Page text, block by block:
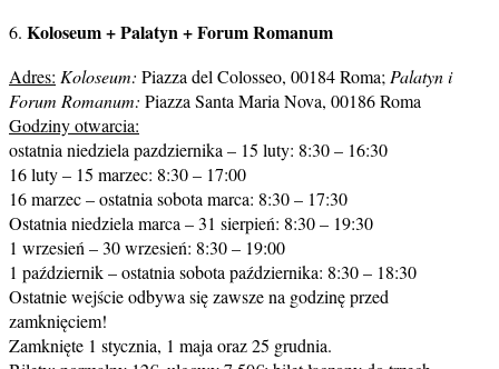
6. Koloseum + Palatyn + Forum Romanum
Adres: Koloseum: Piazza del Colosseo, 00184 Roma;Palatyn i
Forum Romanum: Piazza Santa Maria Nova, 00186 Roma
Godziny otwarcia:
ostatnia niedziela pazdziernika – 15 luty: 8:30 – 16:30
16 luty – 15 marzec: 8:30 – 17:00
16 marzec – ostatnia sobota marca: 8:30 – 17:30
Ostatnia niedziela marca – 31 sierpień: 8:30 – 19:30
1 wrzesień – 30 wrzesień: 8:30 – 19:00
1 październik – ostatnia sobota października: 8:30 – 18:30
Ostatnie wejście odbywa się zawsze na godzinę przed
zamknięciem!
Zamknięte 1 stycznia, 1 maja oraz 25 grudnia.